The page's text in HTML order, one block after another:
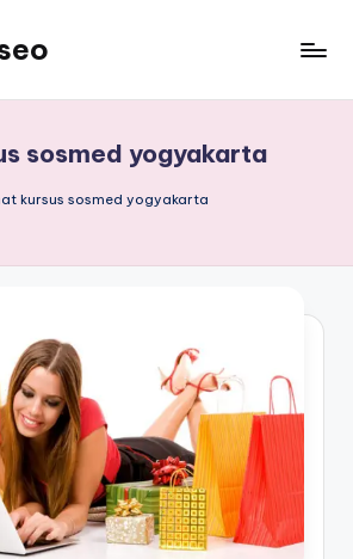
sosmed yogyakarta
kursus sosmed yogyakarta